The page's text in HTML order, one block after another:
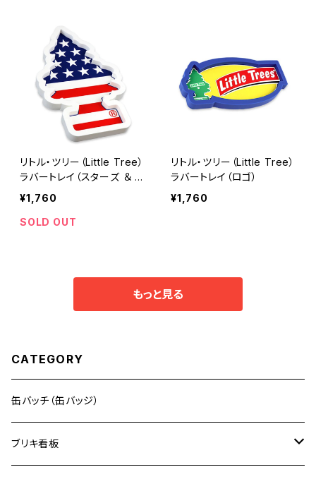
リトル・ツリー（Little Tree）
ラバートレイ（スターズ ＆ ス
トライプス）
¥1,760
SOLD OUT
リトル・ツリー（Little Tree）
ラバートレイ（ロゴ）
¥1,760
もっと見る
CATEGORY
缶バッチ（缶バッジ）
ブリキ看板